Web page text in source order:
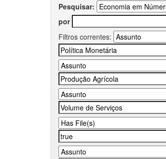
Pesquisar:
por
Filtros correntes: